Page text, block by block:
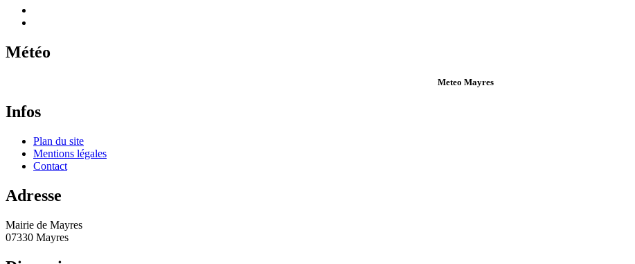
Météo
Meteo Mayres
Infos
Plan du site
Mentions légales
Contact
Adresse
Mairie de Mayres
07330 Mayres